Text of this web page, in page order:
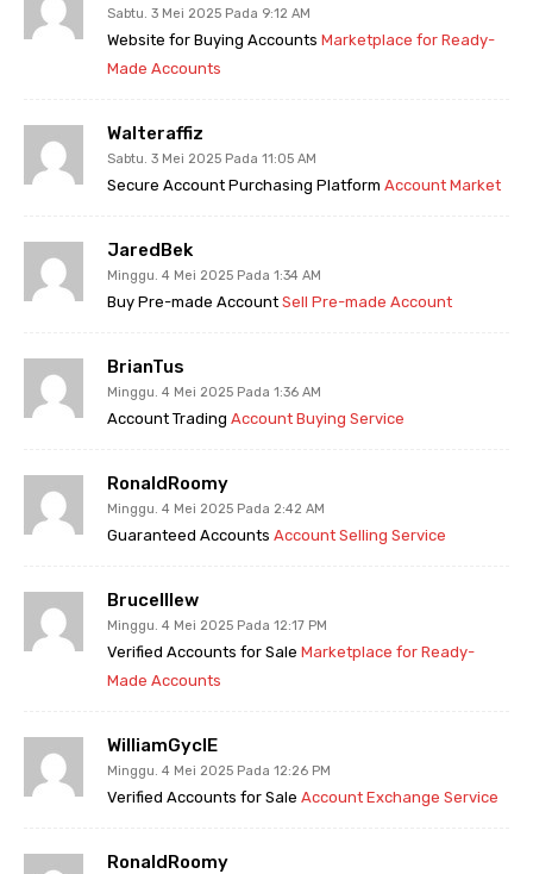
Sabtu. 3 Mei 2025 Pada 9:12 AM
Website for Buying Accounts Marketplace for Ready-
Made Accounts
Walteraffiz
Sabtu. 3 Mei 2025 Pada 11:05 AM
Secure Account Purchasing Platform Account Market
JaredBek
Minggu. 4 Mei 2025 Pada 1:34 AM
Buy Pre-made Account Sell Pre-made Account
BrianTus
Minggu. 4 Mei 2025 Pada 1:36 AM
Account Trading Account Buying Service
RonaldRoomy
Minggu. 4 Mei 2025 Pada 2:42 AM
Guaranteed Accounts Account Selling Service
BruceIllew
Minggu. 4 Mei 2025 Pada 12:17 PM
Verified Accounts for Sale Marketplace for Ready-
Made Accounts
WilliamGyclE
Minggu. 4 Mei 2025 Pada 12:26 PM
Verified Accounts for Sale Account Exchange Service
RonaldRoomy